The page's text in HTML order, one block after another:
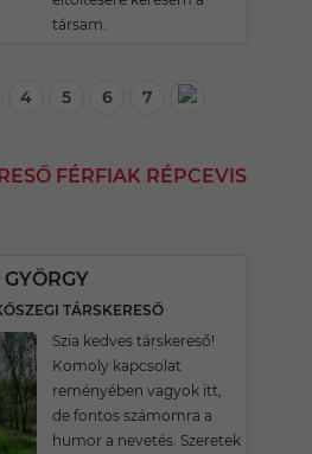
társam.
4 5 6 7
FÉRFIAK RÉPCEVIS
GYÖRGY
TÁRSKERESŐ
Szia kedves társkereső!
Komoly kapcsolat
reményében vagyok itt,
de fontos számomra a
humor a nevetés. Szeretek